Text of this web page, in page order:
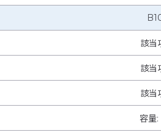
該当
該当
該当
容量: